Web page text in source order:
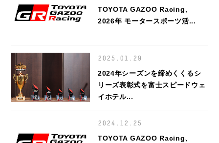
TOYOTA GAZOO Racing、
2026年 モータースポーツ活...
2025.01.29
2024年シーズンを締めくくるシ
リーズ表彰式を富士スピードウェ
イホテル...
2024.12.25
TOYOTA GAZOO Racing、